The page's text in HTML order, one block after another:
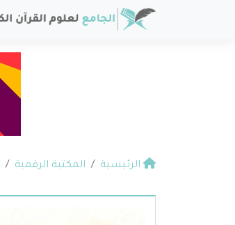
الرئيسية المكتبة الرقمية